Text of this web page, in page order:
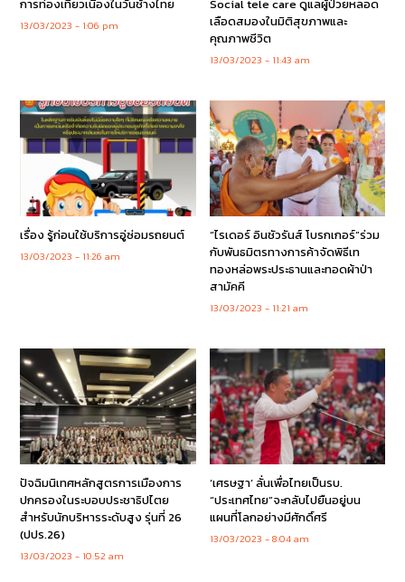
การท่องเที่ยวเนื่องในวันช้างไทย
13/03/2023 1:06 pm
Social tele care ดูแลผู้ป่วยหลอด
เลือดสมองในมิติสุขภาพและ
คุณภาพชีวิต
13/03/2023 11:43 am
เรื่อง รู้ก่อนใช้บริการอู่ซ่อมรถยนต์
13/03/2023 11:26 am
“ไรเดอร์ อินชัวรันส์ โบรกเกอร์”ร่วม
กับพันธมิตรทางการค้าจัดพิธีเท
ทองหล่อพระประธานและทอดผ้าป่า
สามัคคี
13/03/2023 11:21 am
ปัจฉิมนิเทศหลักสูตรการเมืองการ
ปกครองในระบอบประชาธิปไตย
สำหรับนักบริหารระดับสูง รุ่นที่ 26
(ปปร.26)
13/03/2023 10:52 am
‘เศรษฐา’ ลั่นเพื่อไทยเป็นรบ.
“ประเทศไทย”จะกลับไปยืนอยู่บน
แผนที่โลกอย่างมีศักดิ์ศรี
13/03/2023 8:04 am